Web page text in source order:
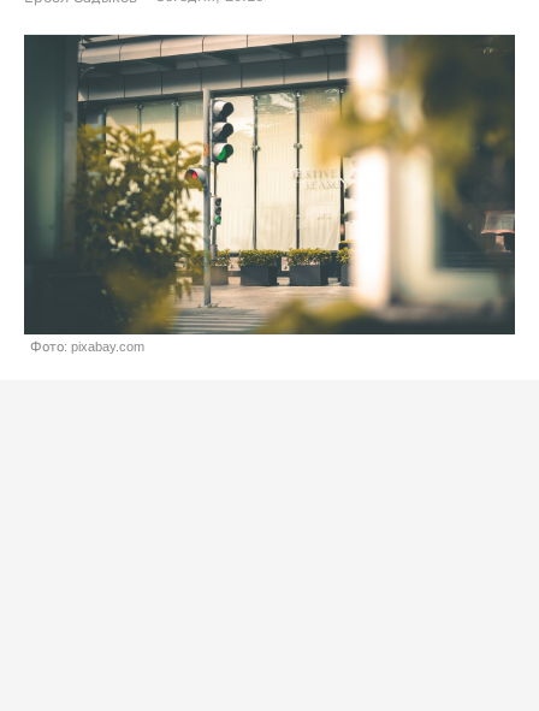
Фото: pixabay.com